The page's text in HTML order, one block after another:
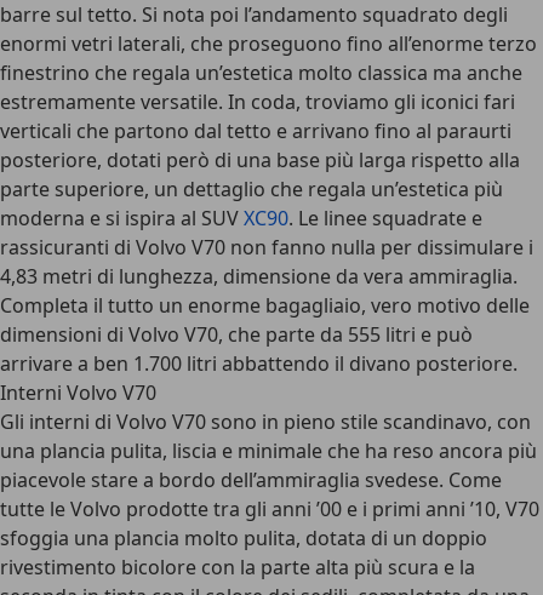
barre sul tetto. Si nota poi l’andamento squadrato degli
enormi vetri laterali, che proseguono fino all’enorme terzo
finestrino che regala un’estetica molto classica ma anche
estremamente versatile. In coda, troviamo gli iconici fari
verticali che partono dal tetto e arrivano fino al paraurti
posteriore, dotati però di una base più larga rispetto alla
parte superiore, un dettaglio che regala un’estetica più
moderna e si ispira al SUVXC90. Le linee squadrate e
rassicuranti di Volvo V70 non fanno nulla per dissimulare i
4,83 metri di lunghezza, dimensione da vera ammiraglia.
Completa il tutto un enorme bagagliaio, vero motivo delle
dimensioni di Volvo V70, che parte da 555 litri e può
arrivare a ben 1.700 litri abbattendo il divano posteriore.
Interni Volvo V70
Gli interni di Volvo V70 sono in pieno stile scandinavo, con
una plancia pulita, liscia e minimale che ha reso ancora più
piacevole stare a bordo dell’ammiraglia svedese. Come
tutte le Volvo prodotte tra gli anni ’00 e i primi anni ’10, V70
sfoggia una plancia molto pulita, dotata di un doppio
rivestimento bicolore con la parte alta più scura e la